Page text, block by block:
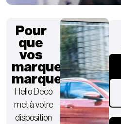
Pour
que
vos
marques
marquent.
Hello Deco
met à votre
disposition